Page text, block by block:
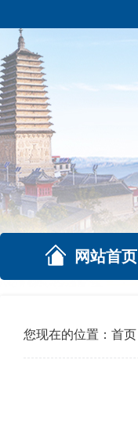
网站首页
您现在的位置： 首页